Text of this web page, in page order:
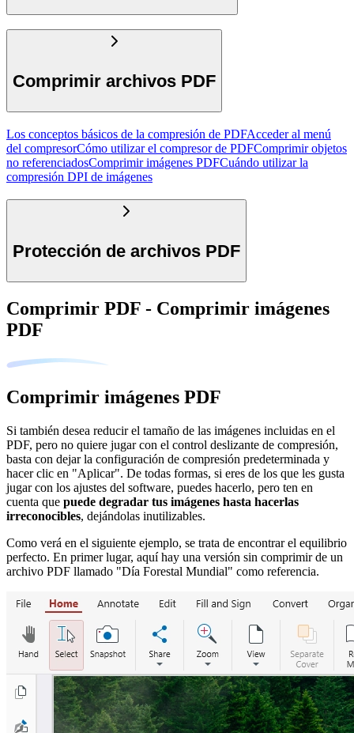
Comprimir archivos PDF
Los conceptos básicos de la compresión de PDFAcceder al menú
del compresorCómo utilizar el compresor de PDFComprimir objetos
no referenciadosComprimir imágenes PDFCuándo utilizar la
compresión DPI de imágenes
Protección de archivos PDF
Comprimir PDF - Comprimir imágenes
PDF
Comprimir imágenes PDF
Si también desea reducir el tamaño de las imágenes incluidas en el
PDF, pero no quiere jugar con el control deslizante de compresión,
basta con dejar la configuración de compresión predeterminada y
hacer clic en "Aplicar". De todas formas, si eres de los que les gusta
jugar con los ajustes del software, puedes hacerlo, pero ten en
cuenta que puede degradar tus imágenes hasta hacerlas
irreconocibles, dejándolas inutilizables.
Como verá en el siguiente ejemplo, se trata de encontrar el equilibrio
perfecto. En primer lugar, aquí hay una versión sin comprimir de un
archivo PDF llamado "Día Forestal Mundial" como referencia.